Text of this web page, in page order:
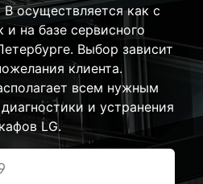
осуществляется как с
на базе сервисного
Выбор зависит
клиента.
всем нужным
и устранения
LG.